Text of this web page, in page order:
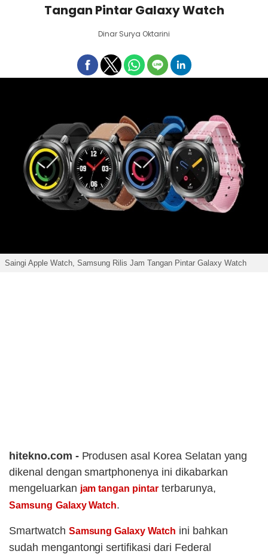
Tangan Pintar Galaxy Watch
Dinar Surya Oktarini
Saingi Apple Watch, Samsung Rilis Jam Tangan Pintar Galaxy Watch
hitekno.com - Produsen asal Korea Selatan yang
dikenal dengan smartphonenya ini dikabarkan
mengeluarkan jam tangan pintarterbarunya,
Samsung Galaxy Watch.
Smartwatch Samsung Galaxy Watch ini bahkan
sudah mengantongi sertifikasi dari Federal